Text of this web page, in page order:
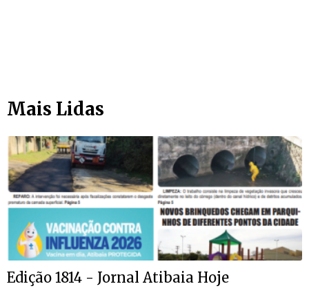
Mais Lidas
Edição 1814 - Jornal Atibaia Hoje